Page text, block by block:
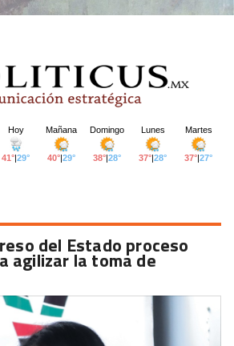
del Estado proceso
agilizar la toma de